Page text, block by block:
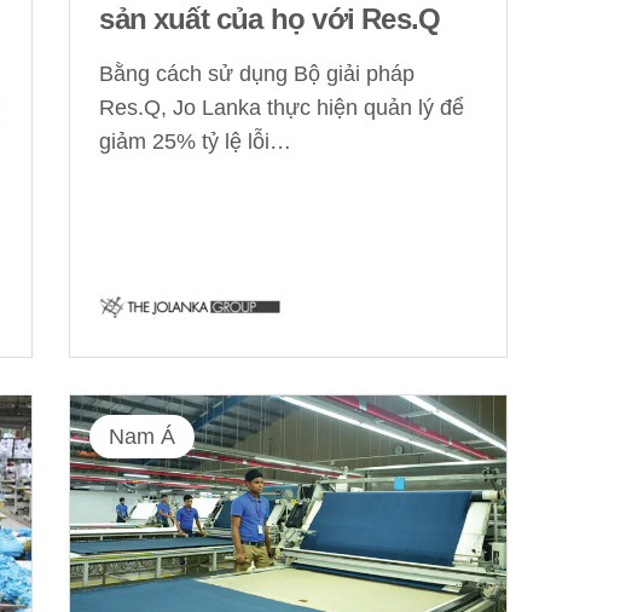
sản xuất của họ với Res.Q
Bằng cách sử dụng Bộ giải pháp
Res.Q, Jo Lanka thực hiện quản lý để
giảm 25% tỷ lệ lỗi…
Nam Á